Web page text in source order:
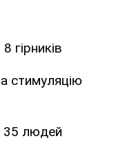
гірників
стимуляцію
35 людей